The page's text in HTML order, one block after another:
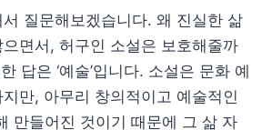
질문해보겠습니다. 왜 진실한 삶
면서, 허구인 소설은 보호해줄까
답은 ‘예술’입니다. 소설은 문화 예
만, 아무리 창의적이고 예술적인
만들어진 것이기 때문에 그 삶 자